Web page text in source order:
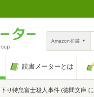
Amazon和書
読書メーターとは
下り特急富士殺人事件 (徳間文庫 に 1-38)